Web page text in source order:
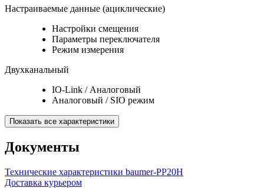
Настраиваемые данные (ациклические)
Настройки смещения
Параметры переключателя
Режим измерения
Двухканальный
IO-Link / Аналоговый
Аналоговый / SIO режим
Показать все характеристики
Документы
Технические характеристики baumer-PP20H
Доставка курьером